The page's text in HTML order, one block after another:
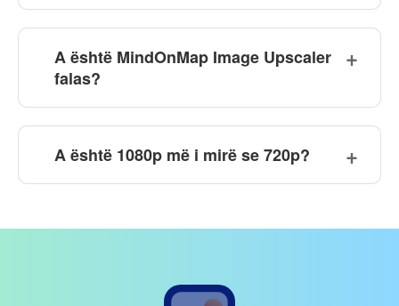
A është MindOnMap Image Upscaler
falas?
A është 1080p më i mirë se 720p?